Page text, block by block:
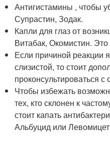
Антигистамины , чтобы
Супрастин, Зодак.
Капли для глаз от
Витабак, Окомистин. Это
Если причиной реакции
слизистой, то стоит
проконсультироваться
Чтобы избежать
тех, кто склонен к
стоит капать
Альбуцид или